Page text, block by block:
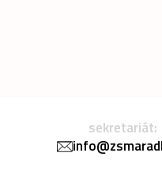
sekretariát: